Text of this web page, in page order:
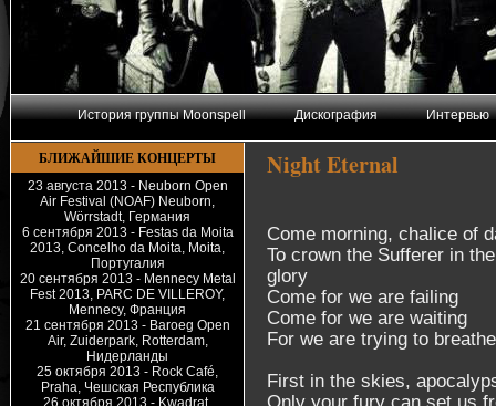
История группы Moonspell Дискография Интервью
БЛИЖАЙШИЕ КОНЦЕРТЫ
23 августа 2013 - Neuborn Open
Air Festival (NOAF) Neuborn,
Wörrstadt, Германия
6 сентября 2013 - Festas da Moita
2013, Concelho da Moita, Moita,
Португалия
20 сентября 2013 - Mennecy Metal
Fest 2013, PARC DE VILLEROY,
Mennecy, Франция
21 сентября 2013 - Baroeg Open
Air, Zuiderpark, Rotterdam,
Нидерланды
25 октября 2013 - Rock Café,
Praha, Чешская Республика
26 октября 2013 - Kwadrat,
Night Eternal
Come morning, chalice of
To crown the Sufferer in
glory
Come for we are failing
Come for we are waiting
For we are trying to breathe
First in the skies,